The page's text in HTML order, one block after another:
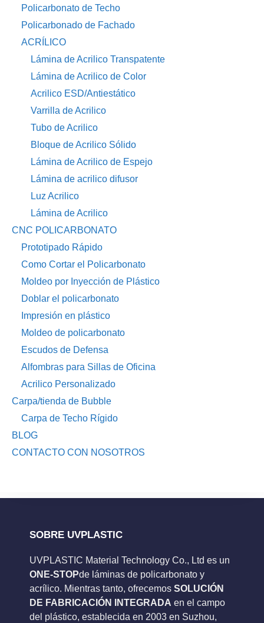
Policarbonato de Techo
Policarbonado de Fachado
ACRÍLICO
Lámina de Acrilico Transpatente
Lámina de Acrilico de Color
Acrilico ESD/Antiestático
Varrilla de Acrilico
Tubo de Acrilico
Bloque de Acrilico Sólido
Lámina de Acrilico de Espejo
Lámina de acrilico difusor
Luz Acrilico
Lámina de Acrilico
CNC POLICARBONATO
Prototipado Rápido
Como Cortar el Policarbonato
Moldeo por Inyección de Plástico
Doblar el policarbonato
Impresión en plástico
Moldeo de policarbonato
Escudos de Defensa
Alfombras para Sillas de Oficina
Acrilico Personalizado
Carpa/tienda de Bubble
Carpa de Techo Rígido
BLOG
CONTACTO CON NOSOTROS
SOBRE UVPLASTIC
UVPLASTIC Material Technology Co., Ltd es un
ONE-STOPde láminas de policarbonato y
acrílico. Mientras tanto, ofrecemos SOLUCIÓN
DE FABRICACIÓN INTEGRADA en el campo
del plástico, establecida en 2003 en Suzhou,